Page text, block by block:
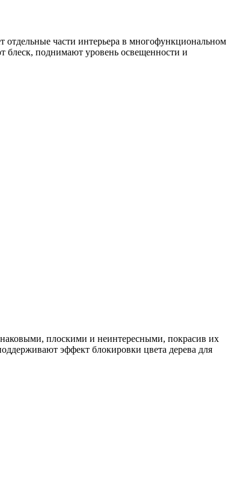
части интерьера в многофункциональном
блеск, поднимают уровень освещенности и
плоскими и неинтересными, покрасив их
эффект блокировки цвета дерева для